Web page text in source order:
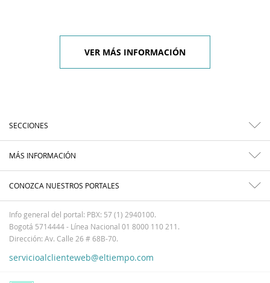
VER MÁS INFORMACIÓN
SECCIONES
MÁS INFORMACIÓN
CONOZCA NUESTROS PORTALES
Info general del portal: PBX: 57 (1) 2940100.
Bogotá 5714444 - Línea Nacional 01 8000 110 211.
Dirección: Av. Calle 26 # 68B-70.
servicioalclienteweb@eltiempo.com